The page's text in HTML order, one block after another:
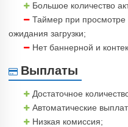
Большое количество
Таймер при просмотре
ожидания загрузки;
Нет баннерной и
Выплаты
Достаточное
Автоматические
Низкая комиссия;